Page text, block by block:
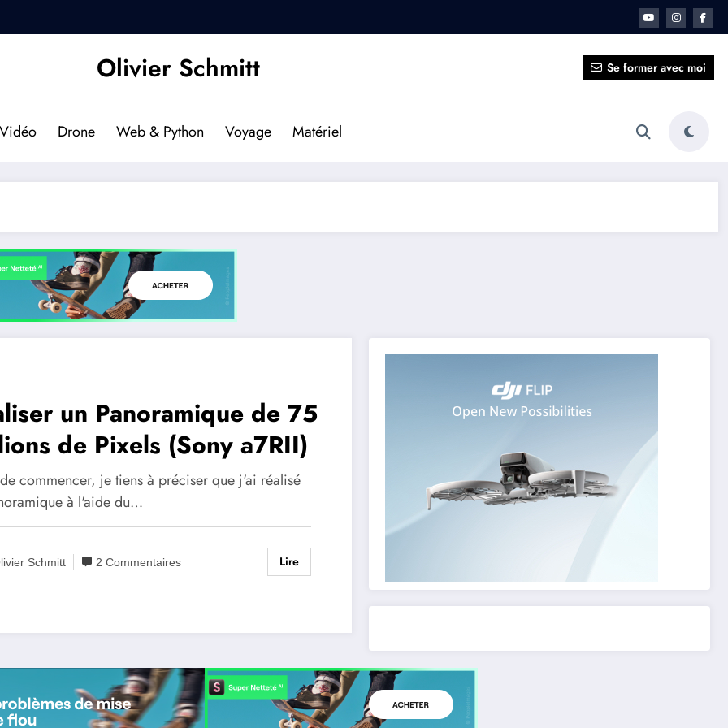
Olivier Schmitt Se former avec moi
Vidéo Drone Web & Python Voyage Matériel
un Panoramique de 75
de Pixels (Sony a7RII)
commencer, je tiens à préciser que j'ai réalisé
à l'aide du…
Schmitt 2 Commentaires Lire